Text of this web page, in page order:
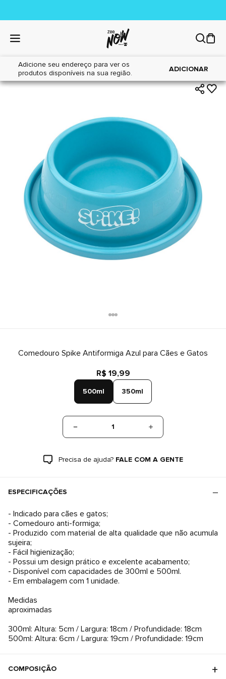
Adicione seu endereço para ver os
produtos disponíveis na sua região.
ADICIONAR
Home|Cães|Acessórios
Comedouro Spike Antiformiga Azul para Cães e Gatos
R$ 19,99
500ml 350ml
1
Precisa de ajuda? FALE COM A GENTE
ESPECIFICAÇÕES
- Indicado para cães e gatos;
- Comedouro anti-formiga;
- Produzido com material de alta qualidade que não acumula
sujeira;
- Fácil higienização;
- Possui um design prático e excelente acabamento;
- Disponível com capacidades de 300ml e 500ml.
- Em embalagem com 1 unidade.
Medidas
aproximadas
300ml: Altura: 5cm / Largura: 18cm / Profundidade: 18cm
500ml: Altura: 6cm / Largura: 19cm / Profundidade: 19cm
COMPOSIÇÃO